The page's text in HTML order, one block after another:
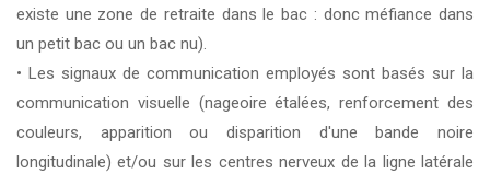
existe une zone de retraite dans le bac : donc méfiance dans
un petit bac ou un bac nu).
• Les signaux de communication employés sont basés sur la
communication visuelle (nageoire étalées, renforcement des
couleurs, apparition ou disparition d'une bande noire
longitudinale) et/ou sur les centres nerveux de la ligne latérale